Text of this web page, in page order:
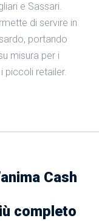
e Sassari.
di servire in
portando
misura per i
piccoli retailer.
Cash
completo